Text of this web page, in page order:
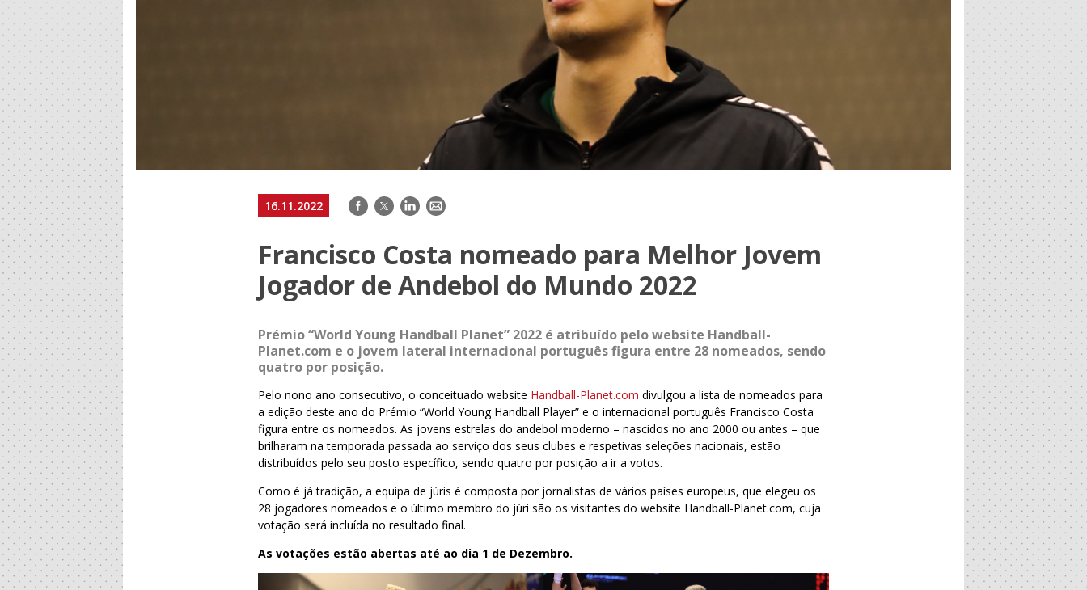
16.11.2022 Facebook
TwitterLinkedIn
E-
Francisco Costa nomeado para Melhor Jovem
Jogador de Andebol do Mundo 2022
Prémio “World Young Handball Planet” 2022 é atribuído pelo website Handball-
Planet.com e o jovem lateral internacional português figura entre 28 nomeados, sendo
quatro por posição.
Pelo nono ano consecutivo, o conceituado website Handball-Planet.com divulgou a lista de nomeados para
a edição deste ano do Prémio “World Young Handball Player” e o internacional português Francisco Costa
figura entre os nomeados. As jovens estrelas do andebol moderno – nascidos no ano 2000 ou antes – que
brilharam na temporada passada ao serviço dos seus clubes e respetivas seleções nacionais, estão
distribuídos pelo seu posto específico, sendo quatro por posição a ir a votos.
Como é já tradição, a equipa de júris é composta por jornalistas de vários países europeus, que elegeu os
28 jogadores nomeados e o último membro do júri são os visitantes do website Handball-Planet.com, cuja
votação será incluída no resultado final.
As votações estão abertas até ao dia 1 de Dezembro.